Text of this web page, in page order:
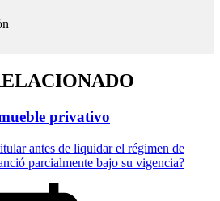
privativo
antes de liquidar el régimen de
parcialmente bajo su vigencia?